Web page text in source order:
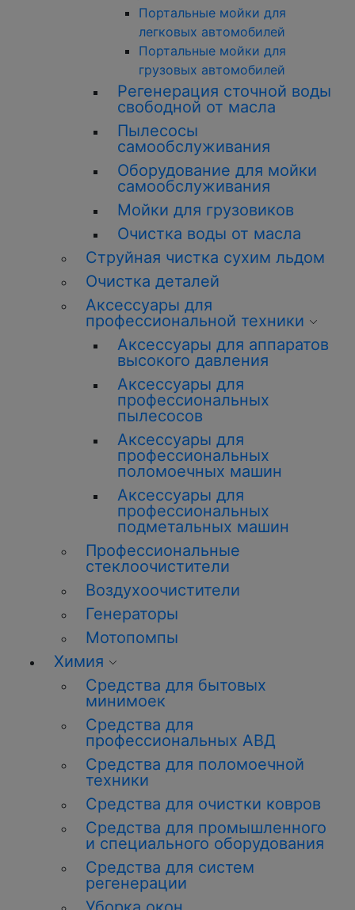
Портальные мойки для
легковых автомобилей
Портальные мойки для
грузовых автомобилей
Регенерация сточной воды
свободной от масла
Пылесосы
самообслуживания
Оборудование для мойки
самообслуживания
Мойки для грузовиков
Очистка воды от масла
Струйная чистка сухим льдом
Очистка деталей
Аксессуары для
профессиональной техники
Аксессуары для аппаратов
высокого давления
Аксессуары для
профессиональных
пылесосов
Аксессуары для
профессиональных
поломоечных машин
Аксессуары для
профессиональных
подметальных машин
Профессиональные
стеклоочистители
Воздухоочистители
Генераторы
Мотопомпы
Химия
Средства для бытовых
минимоек
Средства для
профессиональных АВД
Средства для поломоечной
техники
Средства для очистки ковров
Средства для промышленного
и специального оборудования
Средства для систем
регенерации